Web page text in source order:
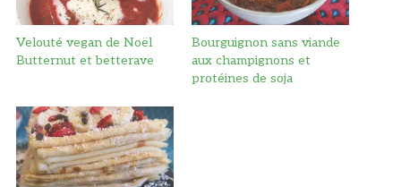
Velouté vegan de Noël
Butternut et betterave
Bourguignon sans viande
aux champignons et
protéines de soja